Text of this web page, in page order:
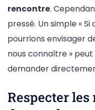
rencontre.
pressé. Un simple «
pourrions envisager
nous connaître »
demander
Respecter les